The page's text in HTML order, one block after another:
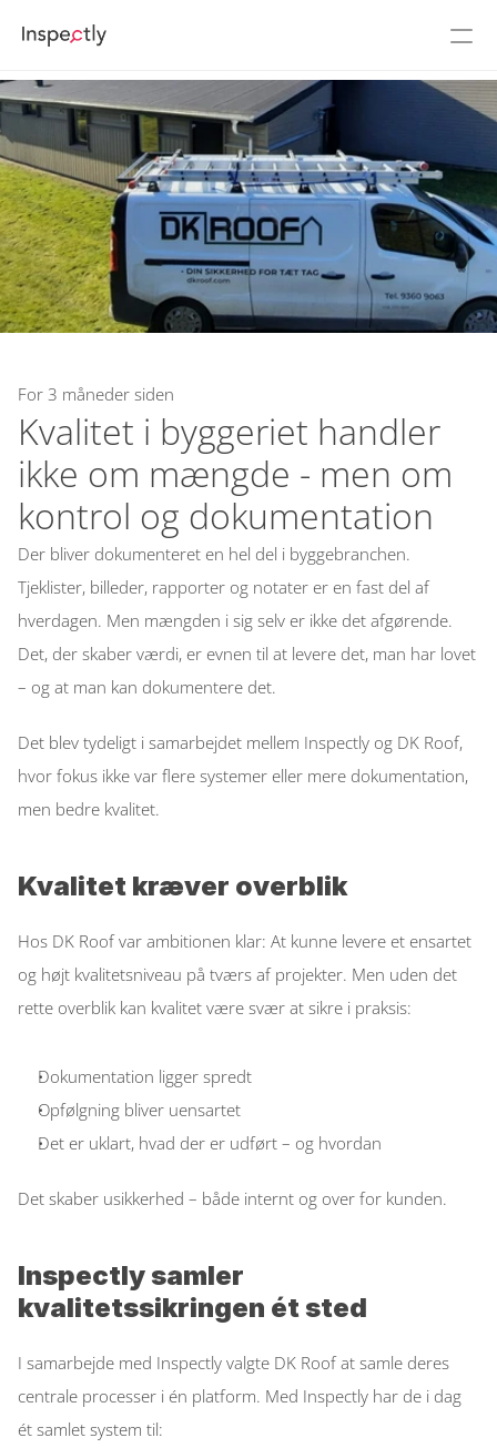
Danish
Priser
Om Inspectly
Karriere
Se 5 min demo
Login
Flow NY
Build
Demounivers
Podcast
Cases
For 3 måneder siden
Kvalitet i byggeriet handler
ikke om mængde - men om
kontrol og dokumentation
Der bliver dokumenteret en hel del i byggebranchen.
Tjeklister, billeder, rapporter og notater er en fast del af
hverdagen. Men mængden i sig selv er ikke det afgørende.
Det, der skaber værdi, er evnen til at levere det, man har lovet
– og at man kan dokumentere det.
Det blev tydeligt i samarbejdet mellem Inspectly og DK Roof,
hvor fokus ikke var flere systemer eller mere dokumentation,
men bedre kvalitet.
Kvalitet kræver overblik
Hos DK Roof var ambitionen klar: At kunne levere et ensartet
og højt kvalitetsniveau på tværs af projekter. Men uden det
rette overblik kan kvalitet være svær at sikre i praksis:
Dokumentation ligger spredt
Opfølgning bliver uensartet
Det er uklart, hvad der er udført – og hvordan
Det skaber usikkerhed – både internt og over for kunden.
Inspectly samler
kvalitetssikringen ét sted
I samarbejde med Inspectly valgte DK Roof at samle deres
centrale processer i én platform. Med Inspectly har de i dag
ét samlet system til: